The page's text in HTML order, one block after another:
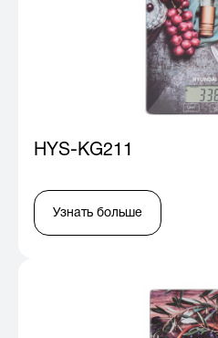
HYS-KG211
Узнать больше